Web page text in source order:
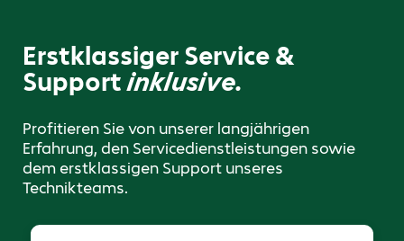
Erstklassiger Service &
Supportinklusive.
Profitieren Sie von unserer langjährigen
Erfahrung, den Servicedienstleistungen sowie
dem erstklassigen Support unseres
Technikteams.